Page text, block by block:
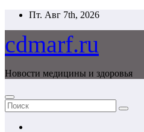
Перейти
содержимому
Пт. Авг 7th, 2026
cdmarf.ru
Новости медицины и здоровья